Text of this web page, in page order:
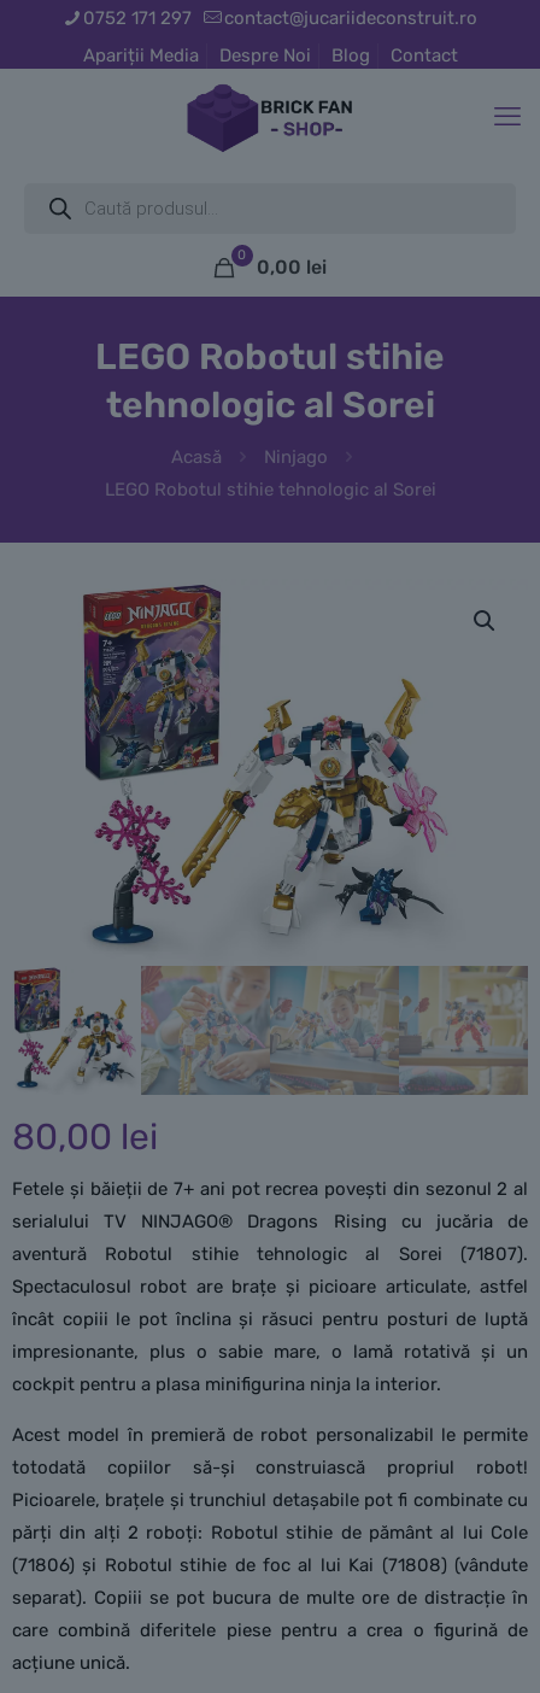
0752 171 297
contact@jucariideconstruit.ro
Apariții Media
Despre Noi Blog Contact
search
0
0,00 lei
LEGO Robotul stihie
tehnologic al Sorei
Acasă
Ninjago
LEGO Robotul stihie tehnologic al Sorei
80,00 lei
Fetele și băieții de 7+ ani pot recrea povești din sezonul 2 al
serialului TV NINJAGO® Dragons Rising cu jucăria de
aventură Robotul stihie tehnologic al Sorei (71807).
Spectaculosul robot are brațe și picioare articulate, astfel
încât copiii le pot înclina și răsuci pentru posturi de luptă
impresionante, plus o sabie mare, o lamă rotativă și un
cockpit pentru a plasa minifigurina ninja la interior.
Acest model în premieră de robot personalizabil le permite
totodată copiilor să-și construiască propriul robot!
Picioarele, brațele și trunchiul detașabile pot fi combinate cu
părți din alți 2 roboți: Robotul stihie de pământ al lui Cole
(71806) și Robotul stihie de foc al lui Kai (71808) (vândute
separat). Copiii se pot bucura de multe ore de distracție în
care combină diferitele piese pentru a crea o figurină de
acțiune unică.